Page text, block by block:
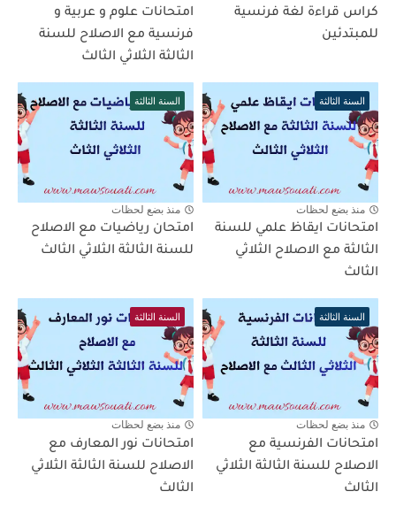
كراس قراءة لغة فرنسية
للمبتدئين
امتحانات علوم و عربية و
فرنسية مع الاصلاح للسنة
الثالثة الثلاثي الثالث
السنة الثالثة
منذ بضع لحظات
امتحانات ايقاظ علمي للسنة
الثالثة مع الاصلاح الثلاثي
الثالث
السنة الثالثة
منذ بضع لحظات
امتحان رياضيات مع الاصلاح
للسنة الثالثة الثلاثي الثالث
السنة الثالثة
منذ بضع لحظات
امتحانات الفرنسية مع
الاصلاح للسنة الثالثة الثلاثي
الثالث
السنة الثالثة
منذ بضع لحظات
امتحانات نور المعارف مع
الاصلاح للسنة الثالثة الثلاثي
الثالث